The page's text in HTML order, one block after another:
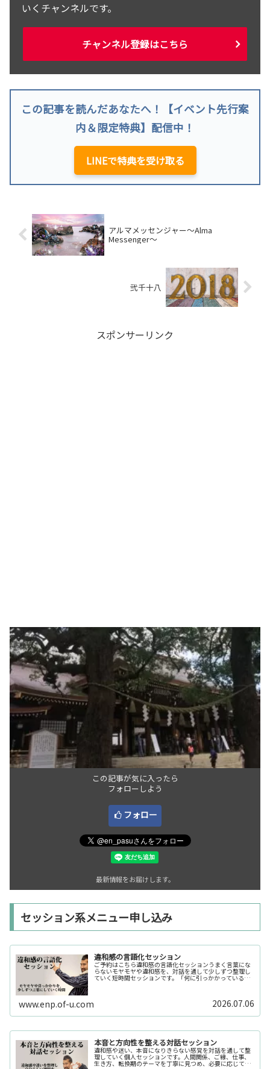
いくチャンネルです。
チャンネル登録はこちら
この記事を読んだあなたへ！【イベント先行案
内＆限定特典】配信中！
LINEで特典を受け取る
アルマメッセンジャー～Alma
Messenger～
弐千十八
スポンサーリンク
この記事が気に入ったら
フォローしよう
フォロー
最新情報をお届けします。
セッション系メニュー申し込み
違和感の言語化セッション
ご予約はこちら違和感の言語化セッションうまく言葉にな
らないモヤモヤや違和感を、対話を通して少しずつ整理し
ていく短時間セッションです。「何に引っかかっているの
www.enp.of-u.com 2026.07.06
本音と方向性を整える対話セッション
違和感や迷い、本音になりきらない感覚を対話を通して整
理していく個人セッションです。人間関係、ご縁、仕事、
生き方、転換期のテーマを丁寧に見つめ、必要に応じてカ